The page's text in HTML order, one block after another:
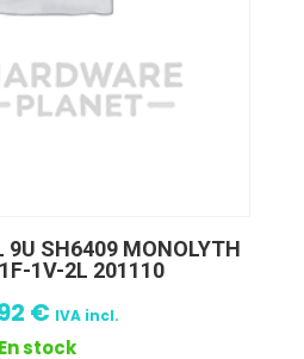
9U SH6409 MONOLYTH
1V-2L 201110
€ IVA incl.
En stock